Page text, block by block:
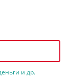
и др.